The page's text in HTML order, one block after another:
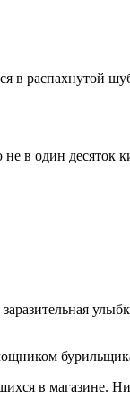
в распахнутой
в один десяток
в магазине.